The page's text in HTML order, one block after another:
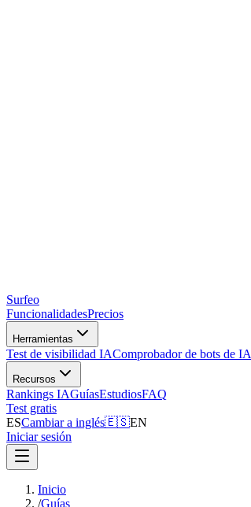
Surfeo
FuncionalidadesPrecios
Herramientas
Test de visibilidad IAComprobador de bots de IA
Recursos
Rankings IAGuíasEstudiosFAQ
Test gratis
ESCambiar a inglés🇪🇸EN
Iniciar sesión
Inicio
/Guías